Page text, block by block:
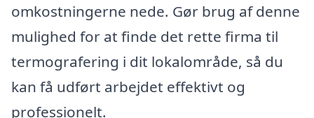
omkostningerne nede. Gør brug af denne
mulighed for at finde det rette firma til
termografering i dit lokalområde, så du
kan få udført arbejdet effektivt og
professionelt.